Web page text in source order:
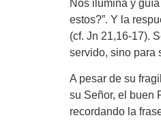
Nos ilumina y
estos?”. Y la
(cf. Jn 21,16-17).
servido, sino para
A pesar de su
su Señor, el buen
recordando la